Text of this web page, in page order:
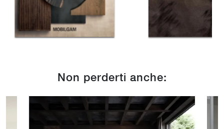
Non perderti anche: